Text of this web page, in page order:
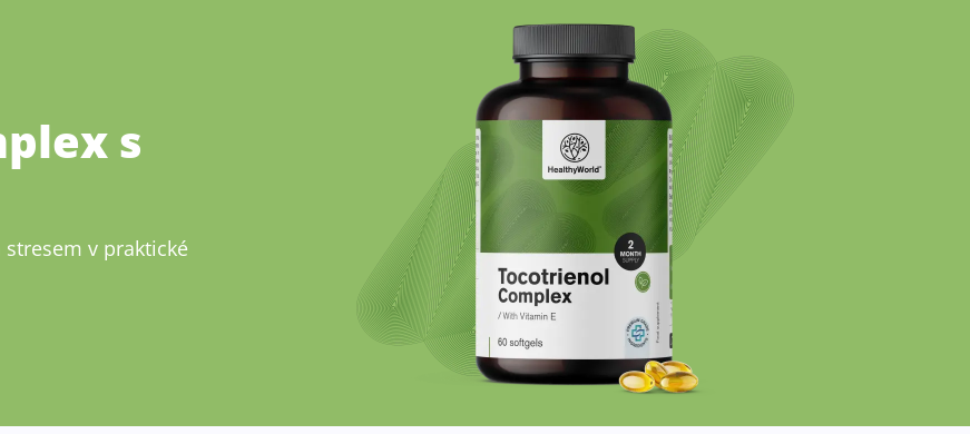
s
v praktické